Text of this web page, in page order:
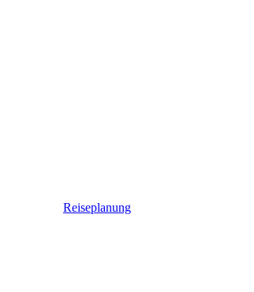
Reiseplanung